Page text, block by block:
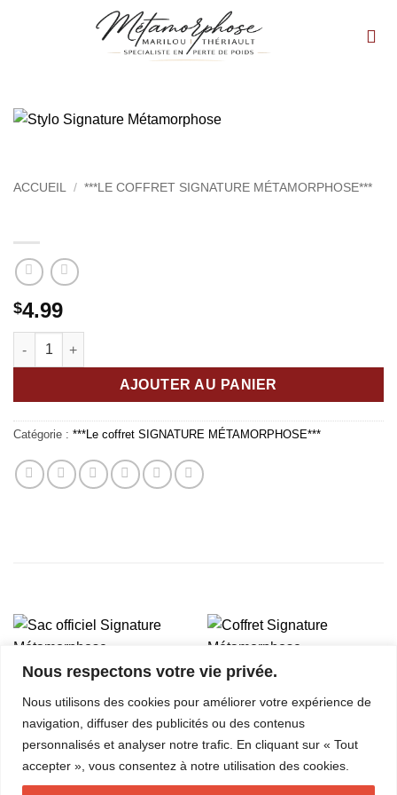
Nous respectons votre vie privée.
Nous utilisons des cookies pour améliorer votre expérience de
navigation, diffuser des publicités ou des contenus
personnalisés et analyser notre trafic. En cliquant sur « Tout
accepter », vous consentez à notre utilisation des cookies.
ACCUEIL / ***LE COFFRET SIGNATURE MÉTAMORPHOSE***
$4.99
quantité de Stylo Signature Métamorphose
AJOUTER AU PANIER
Catégorie : ***Le coffret SIGNATURE MÉTAMORPHOSE***
***LE COFFRET SIGNATURE MÉTAMORPHOSE***
Métamorphose
$6.99
AJOUTER AU PANIER
Métamorphose
$349.99
AJOUTER AU PANIER